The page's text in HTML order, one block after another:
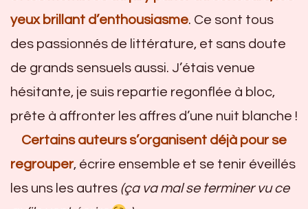
yeux brillant d’enthousiasme. Ce sont tous
des passionnés de littérature, et sans doute
de grands sensuels aussi. J’étais venue
hésitante, je suis repartie regonflée à bloc,
prête à affronter les affres d’une nuit blanche !
Certains auteurs s’organisent déjà pour se
regrouper, écrire ensemble et se tenir éveillés
les uns les autres (ça va mal se terminer vu ce